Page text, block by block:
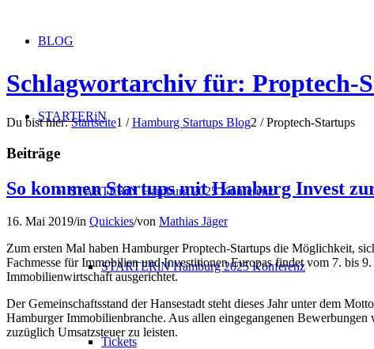
BLOG
STARTERiN
STARTERiN Hamburg 2025 Konferenz
STARTERiN Hamburg 2025 Konferenz
Tickets
Schlagwortarchiv für: Proptech-
Du bist hier: Startseite1 / Hamburg Startups Blog2 / Proptech-Startups
Beiträge
So kommen Startups mit Hamburg Invest
16. Mai 2019/in Quickies/von Mathias Jäger
Zum ersten Mal haben Hamburger Proptech-Startups die Möglichkeit,
Fachmesse für Immobilien und Investitionen Europas findet vom 7. bis
Immobilienwirtschaft ausgerichtet.
Der Gemeinschaftsstand der Hansestadt steht dieses Jahr unter dem
Hamburger Immobilienbranche. Aus allen eingegangenen
zuzüglich Umsatzsteuer zu leisten.